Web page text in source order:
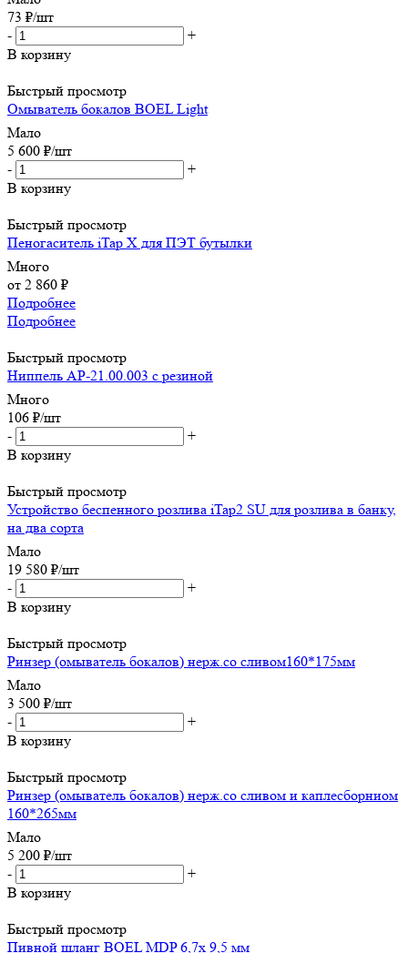
73 ₽/шт
-
+
В корзину
Быстрый просмотр
Омыватель бокалов BOEL Light
Мало
5 600 ₽/шт
-
+
В корзину
Быстрый просмотр
Пеногаситель iTap X для ПЭТ бутылки
Много
от 2 860 ₽
Подробнее
Подробнее
Быстрый просмотр
Ниппель АР-21.00.003 с резиной
Много
106 ₽/шт
-
+
В корзину
Быстрый просмотр
Устройство беспенного розлива iTap2 SU для розлива в банку,
на два сорта
Мало
19 580 ₽/шт
-
+
В корзину
Быстрый просмотр
Ринзер (омыватель бокалов) нерж.со сливом160*175мм
Мало
3 500 ₽/шт
-
+
В корзину
Быстрый просмотр
Ринзер (омыватель бокалов) нерж.со сливом и каплесборниом
160*265мм
Мало
5 200 ₽/шт
-
+
В корзину
Быстрый просмотр
Пивной шланг BOEL MDP 6,7х 9,5 мм